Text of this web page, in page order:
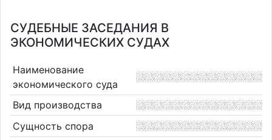
СУДЕБНЫЕ ЗАСЕДАНИЯ В
ЭКОНОМИЧЕСКИХ СУДАХ
Наименование
экономического суда
Вид производства
Сущность спора